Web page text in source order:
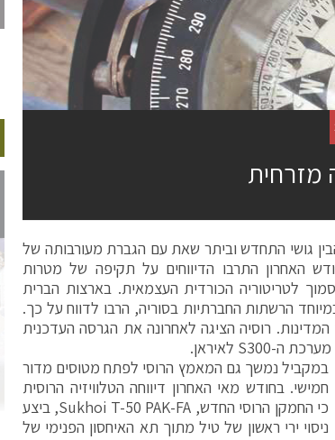
מזרחית
גושי התחדש וביתר שאת עם הגברת מעורבותה של
האחרון התרבו הדיווחים על תקיפה של מטרות
לטריטוריה הכורדית העצמאית. בארצות הברית
הרשתות החברתיות בסוריה, הרבו לדווח על כך.
רוסיה הציגה לאחרונה את הגרסה העדכנית
במקביל נמשך גם המאמץ הרוסי לפתח מטוסים מדור
חמישי. בחודש מאי האחרון דיווחה הטלוויזיה הרוסית
כי החמקן הרוסי החדש, Sukhoi T-50 PAK-FA, ביצע
ניסוי ירי ראשון של טיל מתוך תא האיחסון הפנימי של